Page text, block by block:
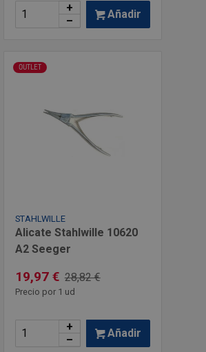
+
–
Añadir
OUTLET
STAHLWILLE
Alicate Stahlwille 10620
A2 Seeger
19,97 € 28,82 €
Precio por 1 ud
+
–
Añadir